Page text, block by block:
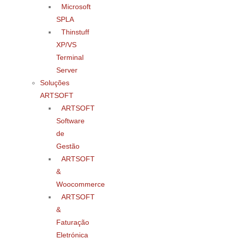
Microsoft
SPLA
Thinstuff
XP/VS
Terminal
Server
Soluções
ARTSOFT
ARTSOFT
Software
de
Gestão
ARTSOFT
&
Woocommerce
ARTSOFT
&
Faturação
Eletrónica